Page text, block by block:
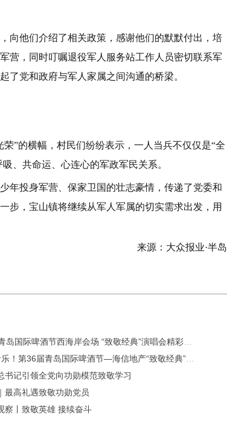
向他们介绍了相关政策，感谢他们的默默付出，培
营，同时叮嘱退役军人服务站工作人员密切联系军
了党和政府与军人家属之间沟通的桥梁。
”的横幅，村民们纷纷表示，一人当兵不仅仅是“全
、共命运、心连心的军政军民关系。
年投身军营、保家卫国的壮志豪情，传递了党委和
步，宝山镇将继续从军人军属的切实需求出发，用
来源：大众报业·半
书记引领全党向功勋模范致敬学习
最高礼遇致敬功勋党员
察丨致敬英雄 接续奋斗